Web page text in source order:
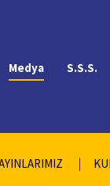
Medya S.S.S.